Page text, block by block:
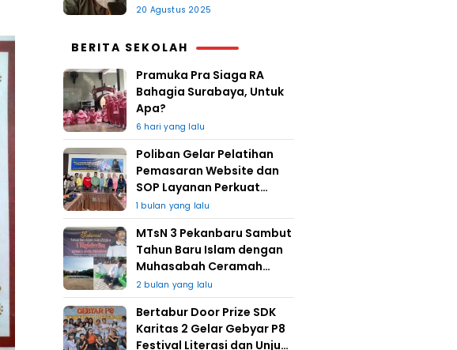
20 Agustus 2025
BERITA SEKOLAH
Pramuka Pra Siaga RA
Bahagia Surabaya, Untuk
Apa?
6 hari yang lalu
Poliban Gelar Pelatihan
Pemasaran Website dan
SOP Layanan Perkuat
UMKM Berkat Guru Kapuh
1 bulan yang lalu
MTsN 3 Pekanbaru Sambut
Tahun Baru Islam dengan
Muhasabah Ceramah
Agama
2 bulan yang lalu
Bertabur Door Prize SDK
Karitas 2 Gelar Gebyar P8
Festival Literasi dan Unjuk